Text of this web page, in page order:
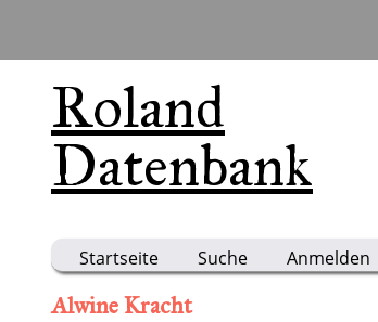
Roland
Datenbank
Startseite Suche Anmelden
Alwine Kracht